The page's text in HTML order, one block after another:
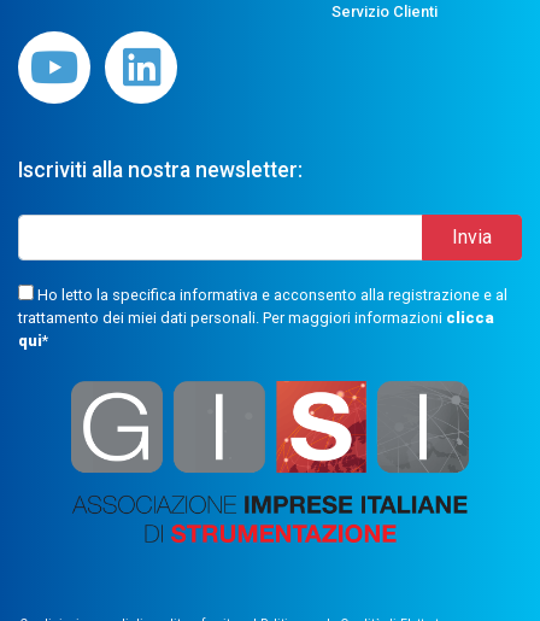
Servizio Clienti
Iscriviti alla nostra newsletter:
Ho letto la specifica informativa e acconsento alla registrazione e al
trattamento dei miei dati personali. Per maggiori informazioni clicca
qui*